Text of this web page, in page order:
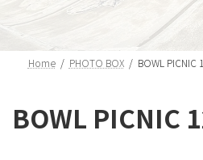
Home PHOTO BOX BOWL PICNIC
BOWL PICNIC